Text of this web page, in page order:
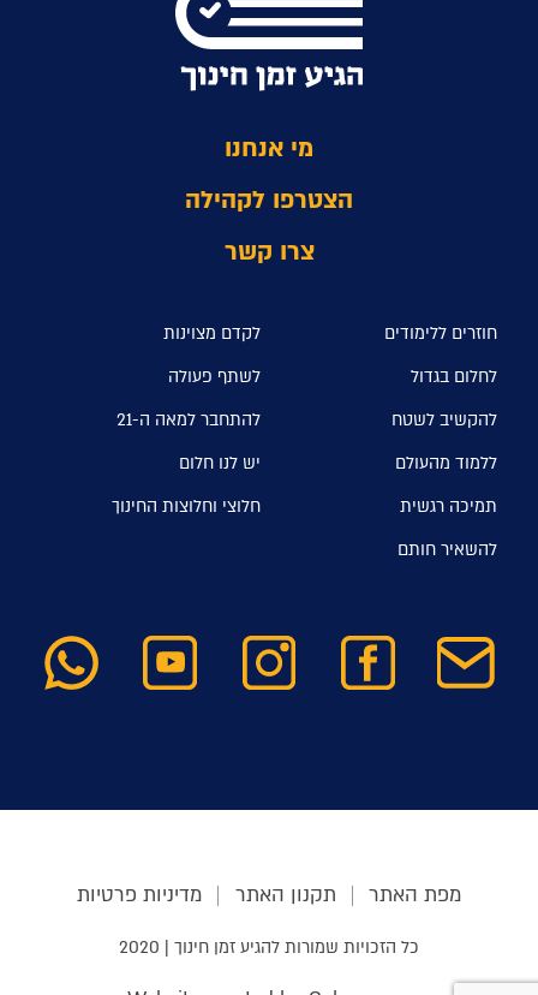
מי אנחנו
הצטרפו לקהילה
צרו קשר
חוזרים ללימודים
לקדם מצוינות
לחלום בגדול
לשתף פעולה
להקשיב לשטח
להתחבר למאה ה-21
ללמוד מהעולם
יש לנו חלום
תמיכה רגשית
חלוצי וחלוצות החינוך
להשאיר חותם
מפת האתר תקנון האתר מדיניות פרטיות
כל הזכויות שמורות להגיע זמן חינוך | 2020